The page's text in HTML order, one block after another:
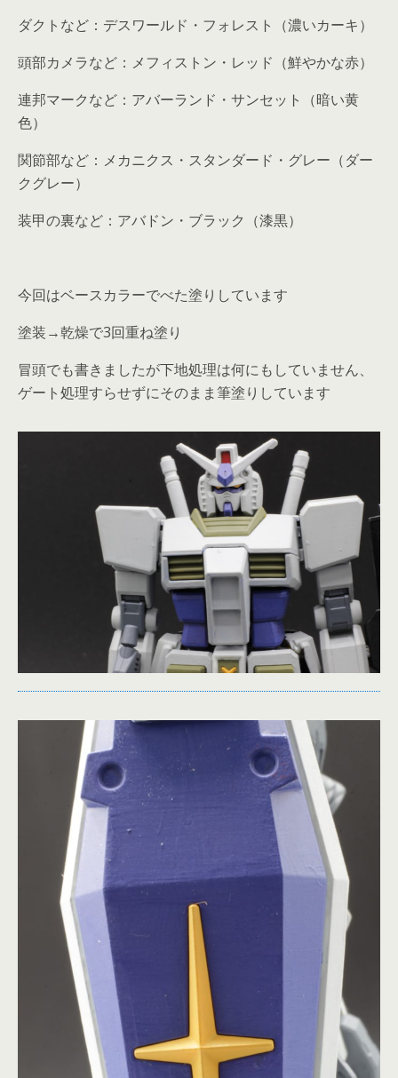
ダクトなど：デスワールド・フォレスト（濃いカーキ）
頭部カメラなど：メフィストン・レッド（鮮やかな赤）
連邦マークなど：アバーランド・サンセット（暗い黄
色）
関節部など：メカニクス・スタンダード・グレー（ダー
クグレー）
装甲の裏など：アバドン・ブラック（漆黒）
今回はベースカラーでべた塗りしています
塗装→乾燥で3回重ね塗り
冒頭でも書きましたが下地処理は何にもしていません、
ゲート処理すらせずにそのまま筆塗りしています